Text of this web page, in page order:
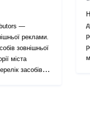
—
реклами.
зовнішньої
міста
засобів